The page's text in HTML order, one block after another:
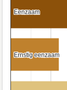
Eenzaam
Eenzaam
Ernstig eenzaam
Ernstig eenzaam